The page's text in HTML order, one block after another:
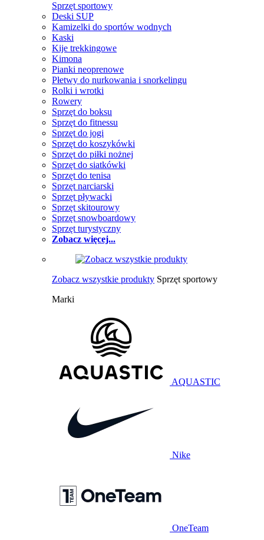
Sprzęt sportowy
Deski SUP
Kamizelki do sportów wodnych
Kaski
Kije trekkingowe
Kimona
Pianki neoprenowe
Płetwy do nurkowania i snorkelingu
Rolki i wrotki
Rowery
Sprzęt do boksu
Sprzęt do fitnessu
Sprzęt do jogi
Sprzęt do koszykówki
Sprzęt do piłki nożnej
Sprzęt do siatkówki
Sprzęt do tenisa
Sprzęt narciarski
Sprzęt pływacki
Sprzęt skitourowy
Sprzęt snowboardowy
Sprzęt turystyczny
Zobacz więcej...
Zobacz wszystkie produkty Sprzęt sportowy
Marki
AQUASTIC
Nike
OneTeam